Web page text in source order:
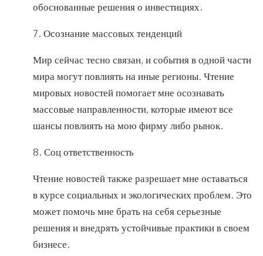
обоснованные решения о инвестициях.
7. Осознание массовых тенденций
Мир сейчас тесно связан, и события в одной части
мира могут повлиять на иные регионы. Чтение
мировых новостей помогает мне осознавать
массовые направленности, которые имеют все
шансы повлиять на мою фирму либо рынок.
8. Соц ответственность
Чтение новостей также разрешает мне оставаться
в курсе социальных и экологических проблем. Это
может помочь мне брать на себя серьезные
решения и внедрять устойчивые практики в своем
бизнесе.